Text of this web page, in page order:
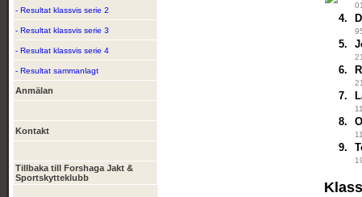
- Resultat klassvis serie 2
- Resultat klassvis serie 3
- Resultat klassvis serie 4
- Resultat sammanlagt
Anmälan
Kontakt
Tillbaka till Forshaga Jakt &
Sportskytteklubb
4.
5.
6.
7.
8.
9.